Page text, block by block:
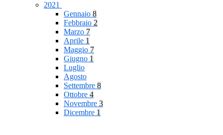
2021
Gennaio 8
Febbraio 2
Marzo 7
Aprile 1
Maggio 7
Giugno 1
Luglio
Agosto
Settembre 8
Ottobre 4
Novembre 3
Dicembre 1